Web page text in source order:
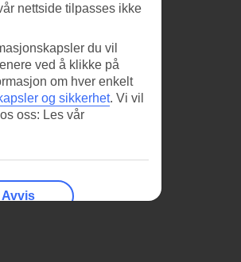
nettside tilpasses ikke
du vil
ved å klikke på
om hver enkelt
og sikkerhet. Vi vil
oss: Les vår
Avvis